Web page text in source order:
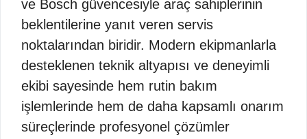
ve Bosch güvencesiyle araç sahiplerinin
beklentilerine yanıt veren servis
noktalarından biridir. Modern ekipmanlarla
desteklenen teknik altyapısı ve deneyimli
ekibi sayesinde hem rutin bakım
işlemlerinde hem de daha kapsamlı onarım
süreçlerinde profesyonel çözümler